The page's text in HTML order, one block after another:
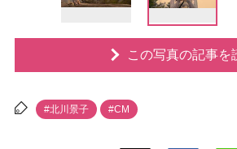
この写真の記事を
#北川景子 #CM